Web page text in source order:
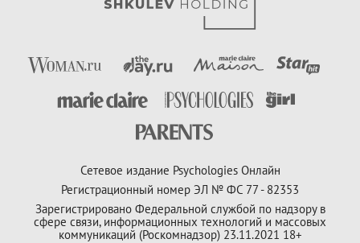
Сетевое издание Psychologies Онлайн
Регистрационный номер ЭЛ № ФС 77 - 82353
Зарегистрировано Федеральной службой по надзору в
сфере связи, информационных технологий и массовых
коммуникаций (Роскомнадзор) 23.11.2021 18+